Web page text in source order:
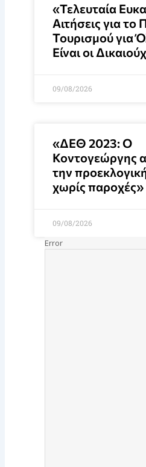
«Τελευταία
Αιτήσεις για
Τουρισμού για
Είναι οι
09/08/2026
«ΔΕΘ 2023: Ο
Κοντογεώργης
την
χωρίς παροχές»
09/08/2026